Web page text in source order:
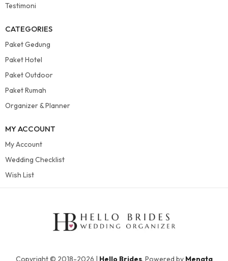
Testimoni
CATEGORIES
Paket Gedung
Paket Hotel
Paket Outdoor
Paket Rumah
Organizer & Planner
MY ACCOUNT
My Account
Wedding Checklist
Wish List
Copyright © 2018-2026 | Hello Brides. Powered by Menata